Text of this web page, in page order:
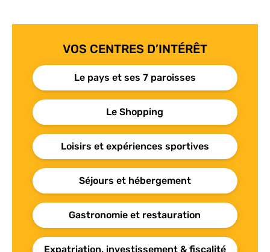
VOS CENTRES D’INTÉRÊT
Le pays et ses 7 paroisses
Le Shopping
Loisirs et expériences sportives
Séjours et hébergement
Gastronomie et restauration
Expatriation, investissement & fiscalité